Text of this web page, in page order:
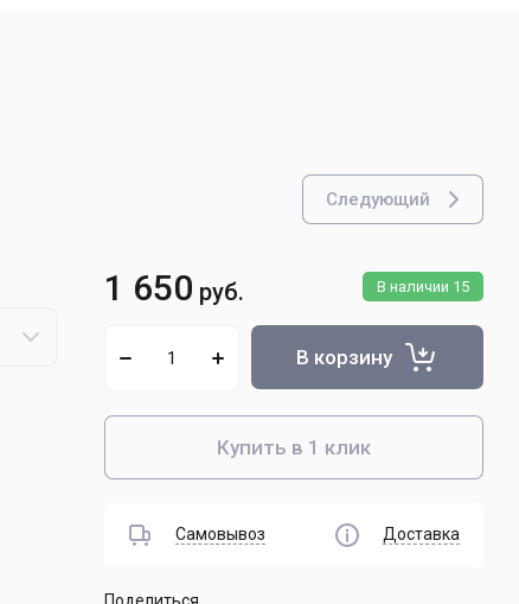
центровочные
центровочные монолит ВК
Следующий
В наличии 15
1 650 руб.
В корзину
Купить в 1 клик
Самовывоз Доставка